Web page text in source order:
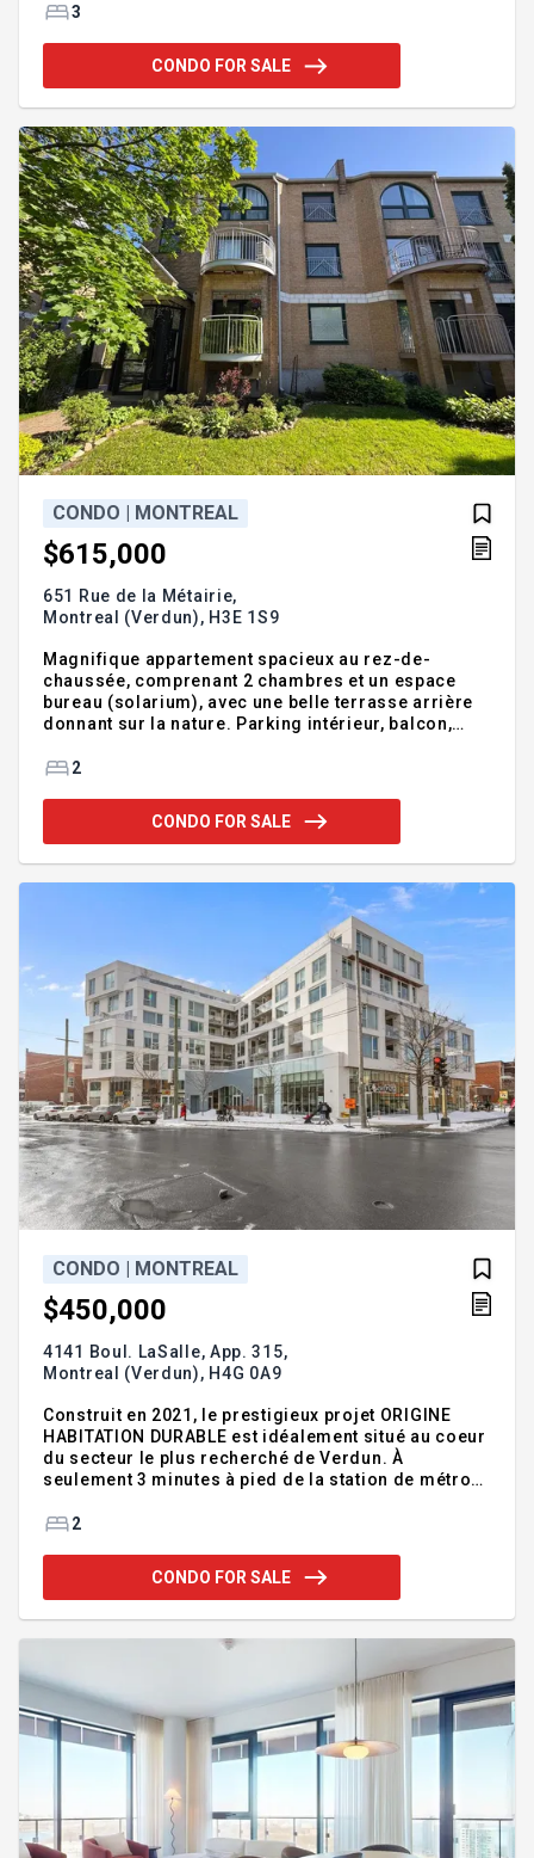
aux lignes épurées, s'intègre harmonieusement au
dispose d'une salle de bain attenante, tandis que
les deux autres chambres offrent une polyvalence
commodités, et d'un emplacement exceptionnel à
quelqu
3
CONDO FOR SALE
CONDO | MONTREAL
$615,000
651 Rue de la Métairie,
Montreal (Verdun), H3E 1S9
Magnifique appartement spacieux au rez-de-
chaussée, comprenant 2 chambres et un espace
bureau (solarium), avec une belle terrasse arrière
donnant sur la nature. Parking intérieur, balcon,
baignoire et douche séparées. Un espace lumineux
les commodités. Addendum:Beau condo situé dans
un secteur tranquille et en demande de l'Ile des
de Montréal, vous vous sentirez ici comme dans
2
CONDO FOR SALE
CONDO | MONTREAL
$450,000
4141 Boul. LaSalle, App. 315,
Montreal (Verdun), H4G 0A9
Construit en 2021, le prestigieux projet ORIGINE
HABITATION DURABLE est idéalement situé au coeur
du secteur le plus recherché de Verdun. À
seulement 3 minutes à pied de la station de métro
magnifiques espaces verts. Entouré de restaurants,
Verdun. Ce condo lumineux et élégant offre des
finitions modernes, une aire ouverte, une cuisine
style de vie exceptionnel. Une visite s'impose !
Addendum:Le
2
CONDO FOR SALE